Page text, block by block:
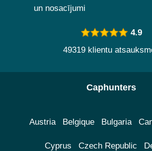
un nosacījumi
4.9
49319 klientu
Caphunters
Austria Belgique Bulgaria
Cyprus Czech Republic